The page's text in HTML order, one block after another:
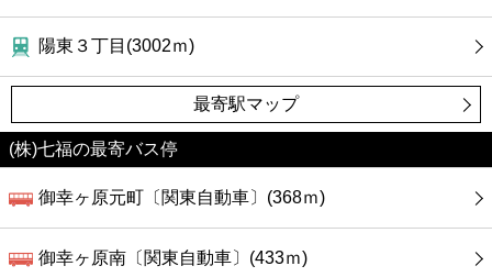
陽東３丁目(3002ｍ)
最寄駅マップ
(株)七福の最寄バス停
御幸ヶ原元町〔関東自動車〕(368ｍ)
御幸ヶ原南〔関東自動車〕(433ｍ)